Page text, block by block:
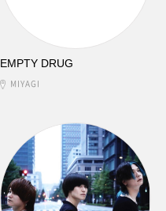
EMPTY DRUG
MIYAGI